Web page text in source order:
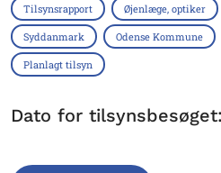
Tilsynsrapport Øjenlæge, optiker
Syddanmark Odense Kommune
Planlagt tilsyn
Dato for